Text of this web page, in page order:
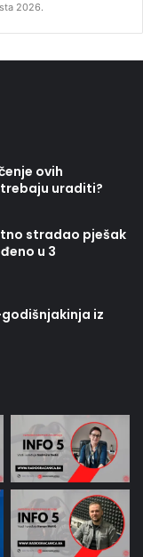
2026.
ovih
uraditi?
stradao pješak
u 3
iz